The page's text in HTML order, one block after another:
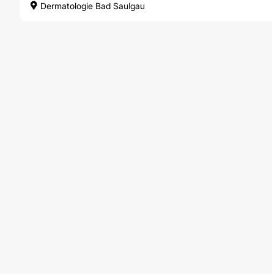
Dermatologie Bad Saulgau